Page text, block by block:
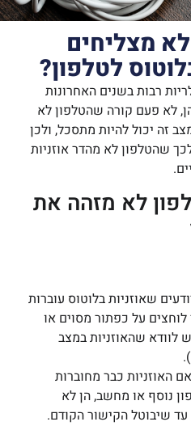
מצליחים
לטלפון?
רבות בשנים האחרונות
לא פעם קורה שהטלפון לא
זה יכול להיות מתסכל, ולכן
שהטלפון לא מהדר אוזניות
לא מזהה את
שאוזניות בלוטוס עוברות
על כפתור מסוים או
שהאוזניות במצב
אם האוזניות כבר מחוברות
נוסף או מחשב, הן לא
שיבוטל הקישור הקודם.